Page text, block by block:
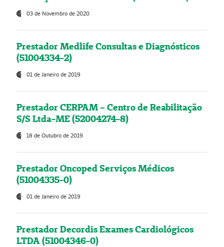
03 de Novembro de 2020
Prestador Medlife Consultas e Diagnósticos
(51004334-2)
01 de Janeiro de 2019
Prestador CERPAM – Centro de Reabilitação
S/S Ltda-ME (52004274-8)
18 de Outubro de 2019
Prestador Oncoped Serviços Médicos
(51004335-0)
01 de Janeiro de 2019
Prestador Decordis Exames Cardiológicos
LTDA (51004346-0)